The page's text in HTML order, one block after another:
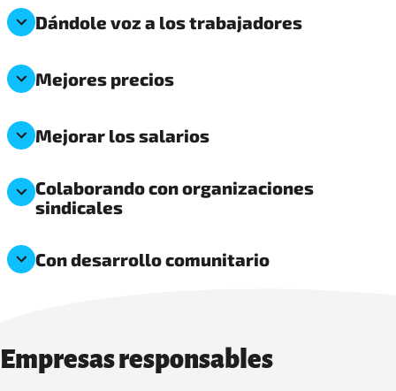
Dándole voz a los trabajadores
Mejores precios
Mejorar los salarios
Colaborando con organizaciones
sindicales
Con desarrollo comunitario
Empresas responsables